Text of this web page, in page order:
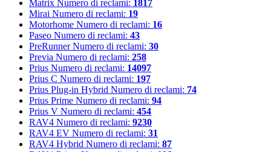
Matrix Numero di reclami: 1817
Mirai Numero di reclami: 19
Motorhome Numero di reclami: 16
Paseo Numero di reclami: 43
PreRunner Numero di reclami: 30
Previa Numero di reclami: 258
Prius Numero di reclami: 14097
Prius C Numero di reclami: 197
Prius Plug-in Hybrid Numero di reclami: 74
Prius Prime Numero di reclami: 94
Prius V Numero di reclami: 454
RAV4 Numero di reclami: 9230
RAV4 EV Numero di reclami: 31
RAV4 Hybrid Numero di reclami: 87